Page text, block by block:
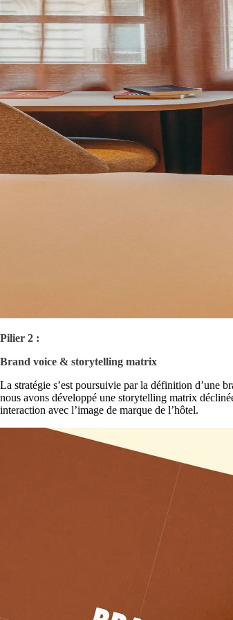
Pilier 2 :
Brand voice & storytelling matrix
La stratégie s’est poursuivie par la définition d’une
nous avons développé une storytelling matrix
interaction avec l’image de marque de l’hôtel.